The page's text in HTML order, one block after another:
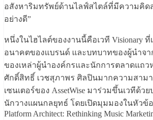
อสังหาริมทรัพย์ด้านไลฟ์สไตล์ที่มีความคิด
อย่างดี”
หนึ่งในไฮไลต์ของงานนี้คือเวที Visionary
อนาคตของแบรนด์ และบทบาทของผู้นำจ
ของเหล่าผู้นำองค์กรและนักการตลาดแถว
ศักดิ์สิทธิ์ เวชสุภาพร ศิลปินมากความสาม
เซนเตอร์ของ AssetWise มาร่วมขึ้นเวทีด้ว
นักวางแผนกลยุทธ์ โดยเปิดมุมมองในหัวข้อ
Platform Architect: Rethinking Music